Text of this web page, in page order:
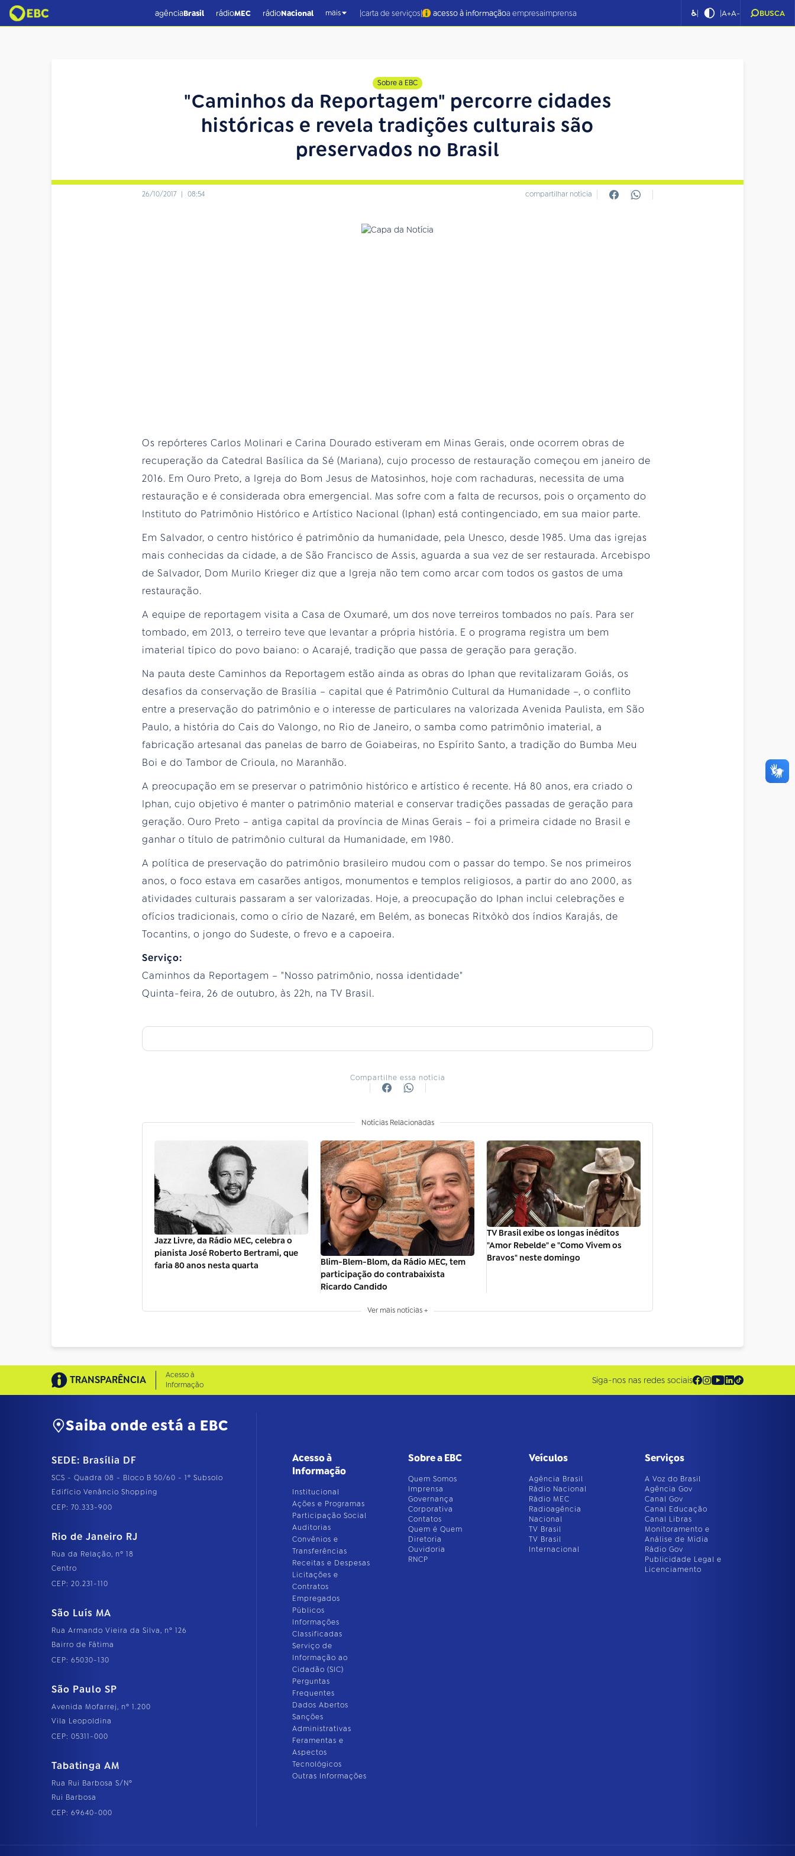
agênciaBrasil rádioMEC rádioNacional mais |carta de serviços| acesso à informaçãoa empresaimprensa ♿| |A+A- BUSCA
Sobre a EBC
"Caminhos da Reportagem" percorre cidades
históricas e revela tradições culturais são
preservados no Brasil
26/10/2017 | 08:54 compartilhar notícia
Os repórteres Carlos Molinari e Carina Dourado estiveram em Minas Gerais, onde ocorrem obras de
recuperação da Catedral Basílica da Sé (Mariana), cujo processo de restauração começou em janeiro de
2016. Em Ouro Preto, a Igreja do Bom Jesus de Matosinhos, hoje com rachaduras, necessita de uma
restauração e é considerada obra emergencial. Mas sofre com a falta de recursos, pois o orçamento do
Instituto do Patrimônio Histórico e Artístico Nacional (Iphan) está contingenciado, em sua maior parte.
Em Salvador, o centro histórico é patrimônio da humanidade, pela Unesco, desde 1985. Uma das igrejas
mais conhecidas da cidade, a de São Francisco de Assis, aguarda a sua vez de ser restaurada. Arcebispo
de Salvador, Dom Murilo Krieger diz que a Igreja não tem como arcar com todos os gastos de uma
restauração.
A equipe de reportagem visita a Casa de Oxumaré, um dos nove terreiros tombados no país. Para ser
tombado, em 2013, o terreiro teve que levantar a própria história. E o programa registra um bem
imaterial típico do povo baiano: o Acarajé, tradição que passa de geração para geração.
Na pauta deste Caminhos da Reportagem estão ainda as obras do Iphan que revitalizaram Goiás, os
desafios da conservação de Brasília – capital que é Patrimônio Cultural da Humanidade –, o conflito
entre a preservação do patrimônio e o interesse de particulares na valorizada Avenida Paulista, em São
Paulo, a história do Cais do Valongo, no Rio de Janeiro, o samba como patrimônio imaterial, a
fabricação artesanal das panelas de barro de Goiabeiras, no Espírito Santo, a tradição do Bumba Meu
Boi e do Tambor de Crioula, no Maranhão.
A preocupação em se preservar o patrimônio histórico e artístico é recente. Há 80 anos, era criado o
Iphan, cujo objetivo é manter o patrimônio material e conservar tradições passadas de geração para
geração. Ouro Preto – antiga capital da província de Minas Gerais – foi a primeira cidade no Brasil e
ganhar o título de patrimônio cultural da Humanidade, em 1980.
A política de preservação do patrimônio brasileiro mudou com o passar do tempo. Se nos primeiros
anos, o foco estava em casarões antigos, monumentos e templos religiosos, a partir do ano 2000, as
atividades culturais passaram a ser valorizadas. Hoje, a preocupação do Iphan inclui celebrações e
ofícios tradicionais, como o círio de Nazaré, em Belém, as bonecas Ritxòkò dos índios Karajás, de
Tocantins, o jongo do Sudeste, o frevo e a capoeira.
Serviço:
Caminhos da Reportagem – "Nosso patrimônio, nossa identidade"
Quinta-feira, 26 de outubro, às 22h, na TV Brasil.
Compartilhe essa notícia
Notícias Relacionadas
Jazz Livre, da Rádio MEC, celebra o
pianista José Roberto Bertrami, que
faria 80 anos nesta quarta
Blim-Blem-Blom, da Rádio MEC, tem
participação do contrabaixista
Ricardo Candido
TV Brasil exibe os longas inéditos
"Amor Rebelde" e "Como Vivem os
Bravos" neste domingo
Ver mais notícias +
TRANSPARÊNCIA
Acesso à
Informação
Siga-nos nas redes sociais
Saiba onde está a EBC
SEDE: Brasília DF
SCS - Quadra 08 - Bloco B 50/60 - 1º Subsolo
Edifício Venâncio Shopping
CEP: 70.333-900
Rio de Janeiro RJ
Rua da Relação, nº 18
Centro
CEP: 20.231-110
São Luís MA
Rua Armando Vieira da Silva, nº 126
Bairro de Fátima
CEP: 65030-130
São Paulo SP
Avenida Mofarrej, nº 1.200
Vila Leopoldina
CEP: 05311-000
Tabatinga AM
Rua Rui Barbosa S/Nº
Rui Barbosa
CEP: 69640-000
Acesso à
Informação
Institucional
Ações e Programas
Participação Social
Auditorias
Convênios e
Transferências
Receitas e Despesas
Licitações e
Contratos
Empregados
Públicos
Informações
Classificadas
Serviço de
Informação ao
Cidadão (SIC)
Perguntas
Frequentes
Dados Abertos
Sanções
Administrativas
Feramentas e
Aspectos
Tecnológicos
Outras Informações
Sobre a EBC
Quem Somos
Imprensa
Governança
Corporativa
Contatos
Quem é Quem
Diretoria
Ouvidoria
RNCP
Veículos
Agência Brasil
Rádio Nacional
Rádio MEC
Radioagência
Nacional
TV Brasil
TV Brasil
Internacional
Serviços
A Voz do Brasil
Agência Gov
Canal Gov
Canal Educação
Canal Libras
Monitoramento e
Análise de Mídia
Rádio Gov
Publicidade Legal e
Licenciamento